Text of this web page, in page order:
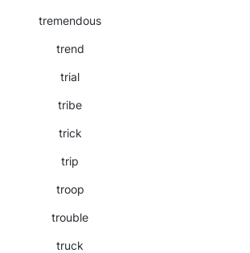
tremendous
trend
trial
tribe
trick
trip
troop
trouble
truck